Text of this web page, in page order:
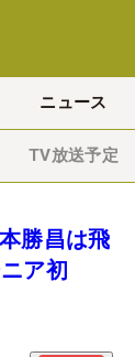
ニュース
TV放送予定
勝昌は飛
ア初